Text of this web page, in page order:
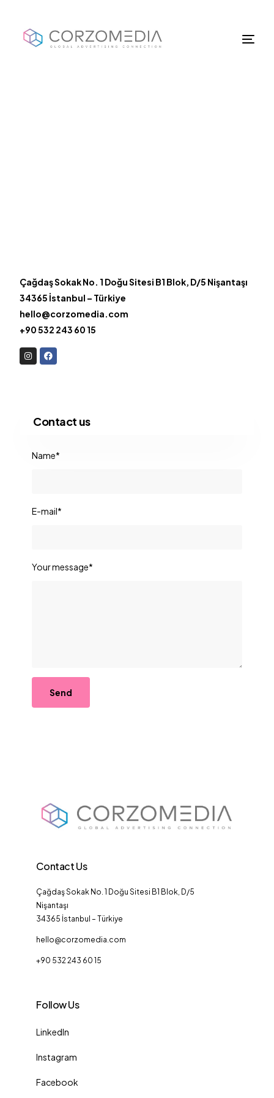
Çağdaş Sokak No. 1 Doğu Sitesi B1 Blok, D/5 Nişantaşı
34365 İstanbul – Türkiye
hello@corzomedia.com
+90 532 243 60 15
Contact us
Name*
E-mail*
Your message*
Send
Contact Us
Çağdaş Sokak No. 1 Doğu Sitesi B1 Blok, D/5
Nişantaşı
34365 İstanbul – Türkiye
hello@corzomedia.com
+90 532 243 60 15
Follow Us
LinkedIn
Instagram
Facebook
TR